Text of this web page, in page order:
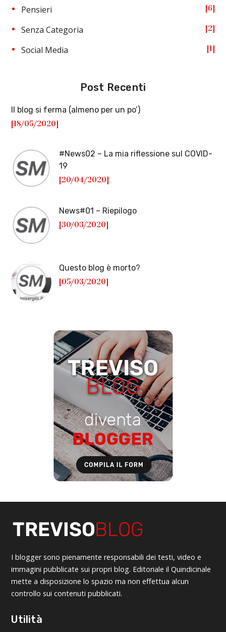
Pensieri 6
Senza Categoria 2
Social Media 1
Post Recenti
Il blog si ferma (almeno per un po’)
[18/05/2020]
#News02 – La mia riflessione sul COVID-
19
[20/04/2020]
News#01 – Riepilogo
[30/03/2020]
Questo blog è morto?
[05/03/2020]
I blogger sono pienamente responsabili dei testi, video e
immagini pubblicate sui propri blog. Editoriale il Quindicinale
mette a disposizione lo spazio ma non effettua alcun
controllo sui contenuti pubblicati.
Utilità